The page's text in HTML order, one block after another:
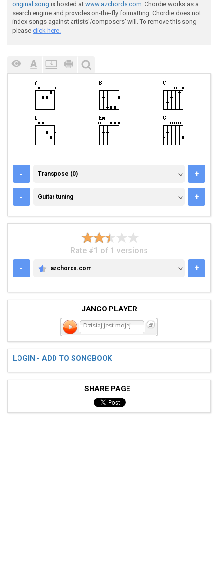
original song is hosted at www.azchords.com. Chordie works as a
search engine and provides on-the-fly formatting. Chordie does not
index songs against artists'/composers' will. To remove this song
please click here.
- TRANSPOSE (0)
Transpose (0) +
- GUITAR TUNING
Guitar tuning +
Rate #1 of 1 versions
-
AZCHORDS.COM
azchords.com +
JANGO PLAYER
LOGIN - ADD TO SONGBOOK
SHARE PAGE